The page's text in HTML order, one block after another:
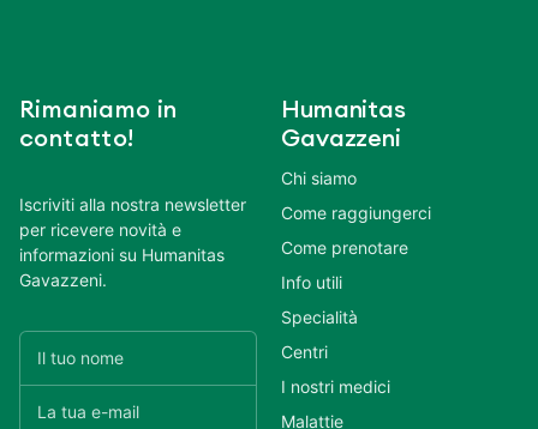
Rimaniamo in
contatto!
Iscriviti alla nostra newsletter
per ricevere novità e
informazioni su Humanitas
Gavazzeni.
Humanitas
Gavazzeni
Chi siamo
Come raggiungerci
Come prenotare
Info utili
Specialità
Centri
I nostri medici
Malattie